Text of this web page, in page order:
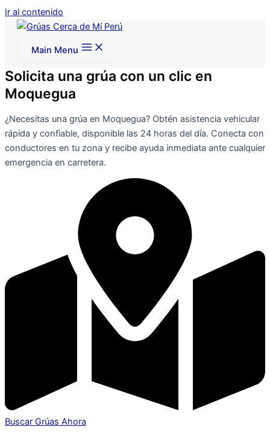
Ir al contenido
Main Menu
Solicita una grúa con un clic en
Moquegua
¿Necesitas una grúa en Moquegua? Obtén asistencia vehicular
rápida y confiable, disponible las 24 horas del día. Conecta con
conductores en tu zona y recibe ayuda inmediata ante cualquier
emergencia en carretera.
Buscar Grúas Ahora